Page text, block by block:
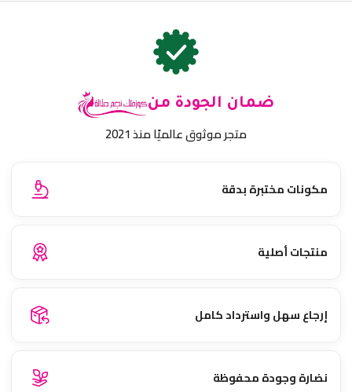
ضمان الجودة من
متجر موثوق عالميًا منذ 2021
مكونات مختبرة بدقة
منتجات أصلية
إرجاع سهل واسترداد كامل
نضارة وجودة محفوظة